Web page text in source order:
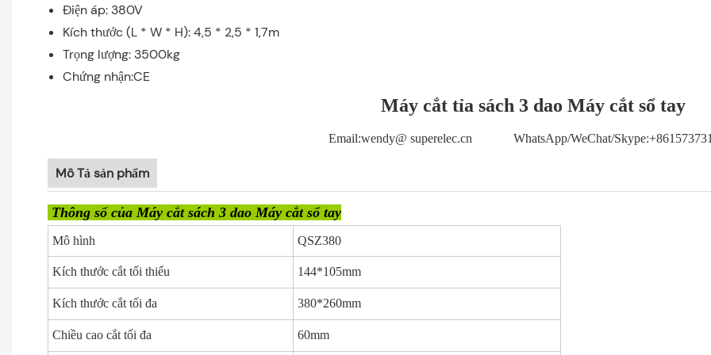
Điện áp: 380V
Kích thước (L * W * H): 4,5 * 2,5 * 1,7m
Trọng lượng: 3500kg
Chứng nhận:CE
Máy cắt tỉa sách 3 dao Máy cắt sổ tay
Email:wendy@ superelec.cn WhatsApp/WeChat/
Mô Tả sản phẩm
Thông số của Máy cắt sách 3 dao Máy cắt sổ tay
Mô hình QSZ380
Kích thước cắt tối thiểu 144*105mm
Kích thước cắt tối đa 380*260mm
Chiều cao cắt tối đa 60mm